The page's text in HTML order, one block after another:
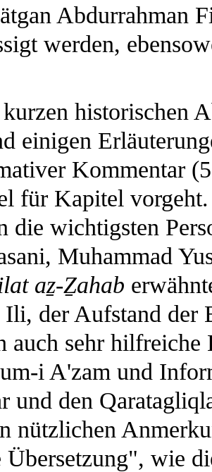
Abdurrahman
werden,
historischen
einigen
Kommentar
für Kapitel
die wichtigsten
Muhammad
aẕ-Ẕahab
der Aufstand der
auch sehr
i A'zam und
und den
nützlichen
wie